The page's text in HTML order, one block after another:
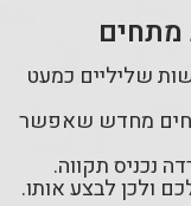
מתחים
שליליים כמעט
מחדש שאפשר
נכניס תקווה.
ולכן לבצע אותו.